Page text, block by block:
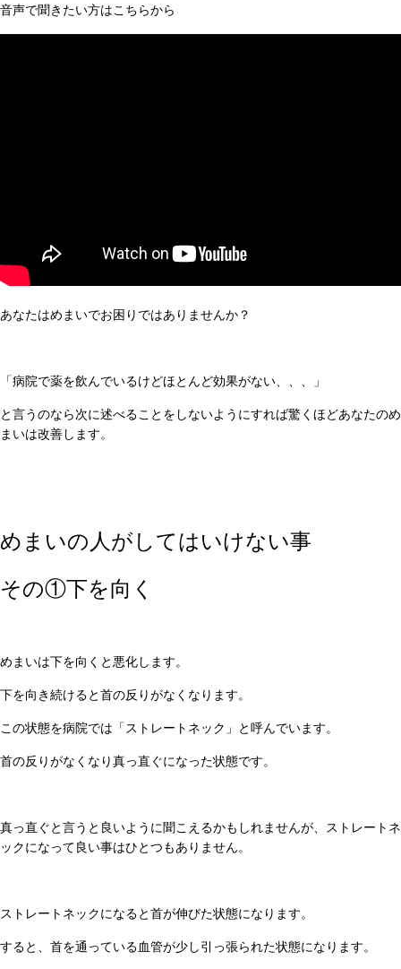
音声で聞きたい方はこちらから
あなたはめまいでお困りではありませんか？
「病院で薬を飲んでいるけどほとんど効果がない、、、」
と言うのなら次に述べることをしないようにすれば驚くほどあなたのめ
まいは改善します。
めまいの人がしてはいけない事
その①下を向く
めまいは下を向くと悪化します。
下を向き続けると首の反りがなくなります。
この状態を病院では「ストレートネック」と呼んでいます。
首の反りがなくなり真っ直ぐになった状態です。
真っ直ぐと言うと良いように聞こえるかもしれませんが、ストレートネ
ックになって良い事はひとつもありません。
ストレートネックになると首が伸びた状態になります。
すると、首を通っている血管が少し引っ張られた状態になります。